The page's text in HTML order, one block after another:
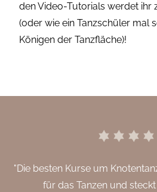
den Video-Tutorials werdet ihr
(oder wie ein Tanzschüler mal
Königen der Tanzfläche)!
"Die besten Kurse um
für das Tanzen und